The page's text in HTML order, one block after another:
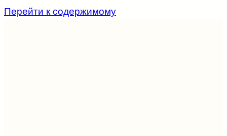
Перейти к содержимому